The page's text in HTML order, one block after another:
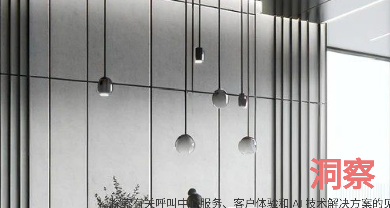
洞察
探索有关呼叫中心服务、客户体验和 AI 技术解决方案